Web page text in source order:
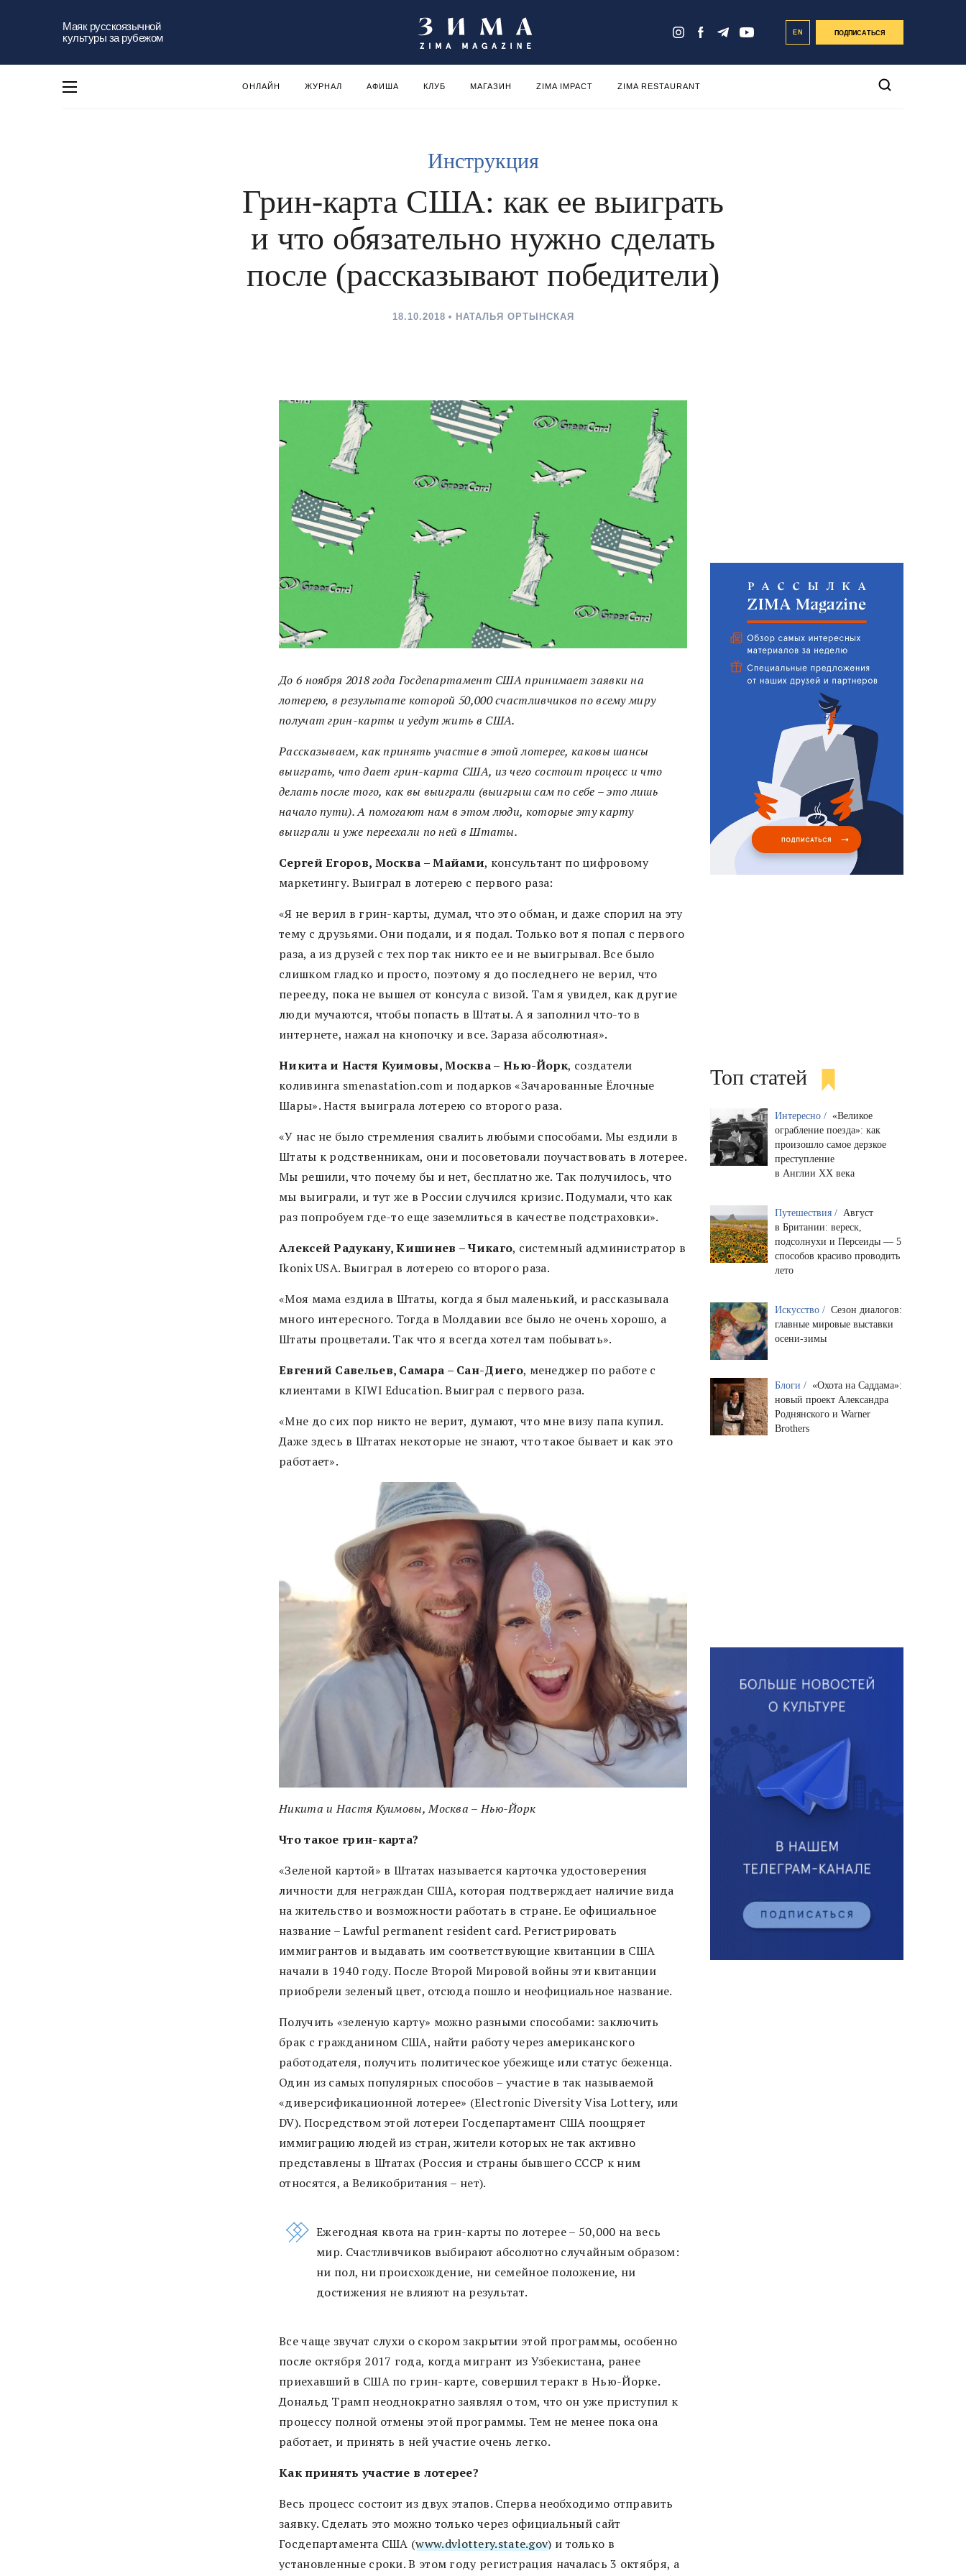
Маяк русскоязычной
культуры за рубежом
EN ПОДПИСАТЬСЯ
ОНЛАЙН ЖУРНАЛ АФИША КЛУБ МАГАЗИН ZIMA IMPACT ZIMA RESTAURANT
Инструкция
Грин-карта США: как ее выиграть
и что обязательно нужно сделать
после (рассказывают победители)
18.10.2018 НАТАЛЬЯ ОРТЫНСКАЯ
До 6 ноября 2018 года Госдепартамент США принимает заявки на
лотерею, в результате которой 50,000 счастливчиков по всему миру
получат грин-карты и уедут жить в США.
Рассказываем, как принять участие в этой лотерее, каковы шансы
выиграть, что дает грин-карта США, из чего состоит процесс и что
делать после того, как вы выиграли (выигрыш сам по себе – это лишь
начало пути). А помогают нам в этом люди, которые эту карту
выиграли и уже переехали по ней в Штаты.
Сергей Егоров, Москва – Майами, консультант по цифровому
маркетингу. Выиграл в лотерею с первого раза:
«Я не верил в грин-карты, думал, что это обман, и даже спорил на эту
тему с друзьями. Они подали, и я подал. Только вот я попал с первого
раза, а из друзей с тех пор так никто ее и не выигрывал. Все было
слишком гладко и просто, поэтому я до последнего не верил, что
перееду, пока не вышел от консула с визой. Там я увидел, как другие
люди мучаются, чтобы попасть в Штаты. А я заполнил что-то в
интернете, нажал на кнопочку и все. Зараза абсолютная».
Никита и Настя Куимовы, Москва – Нью-Йорк, создатели
коливинга smenastation.com и подарков «Зачарованные Ёлочные
Шары». Настя выиграла лотерею со второго раза.
«У нас не было стремления свалить любыми способами. Мы ездили в
Штаты к родственникам, они и посоветовали поучаствовать в лотерее.
Мы решили, что почему бы и нет, бесплатно же. Так получилось, что
мы выиграли, и тут же в России случился кризис. Подумали, что как
раз попробуем где-то еще заземлиться в качестве подстраховки».
Алексей Радукану, Кишинев – Чикаго, системный администратор в
Ikonix USA. Выиграл в лотерею со второго раза.
«Моя мама ездила в Штаты, когда я был маленький, и рассказывала
много интересного. Тогда в Молдавии все было не очень хорошо, а
Штаты процветали. Так что я всегда хотел там побывать».
Евгений Савельев, Самара – Сан-Диего, менеджер по работе с
клиентами в KIWI Education. Выиграл с первого раза.
«Мне до сих пор никто не верит, думают, что мне визу папа купил.
Даже здесь в Штатах некоторые не знают, что такое бывает и как это
работает».
Никита и Настя Куимовы, Москва – Нью-Йорк
Что такое грин-карта?
«Зеленой картой» в Штатах называется карточка удостоверения
личности для неграждан США, которая подтверждает наличие вида
на жительство и возможности работать в стране. Ее официальное
название – Lawful permanent resident card. Регистрировать
иммигрантов и выдавать им соответствующие квитанции в США
начали в 1940 году. После Второй Мировой войны эти квитанции
приобрели зеленый цвет, отсюда пошло и неофициальное название.
Получить «зеленую карту» можно разными способами: заключить
брак с гражданином США, найти работу через американского
работодателя, получить политическое убежище или статус беженца.
Один из самых популярных способов – участие в так называемой
«диверсификационной лотерее» (Electronic Diversity Visa Lottery, или
DV). Посредством этой лотереи Госдепартамент США поощряет
иммиграцию людей из стран, жители которых не так активно
представлены в Штатах (Россия и страны бывшего СССР к ним
относятся, а Великобритания – нет).
Ежегодная квота на грин-карты по лотерее – 50,000 на весь
мир. Счастливчиков выбирают абсолютно случайным образом:
ни пол, ни происхождение, ни семейное положение, ни
достижения не влияют на результат.
Все чаще звучат слухи о скором закрытии этой программы, особенно
после октября 2017 года, когда мигрант из Узбекистана, ранее
приехавший в США по грин-карте, совершил теракт в Нью-Йорке.
Дональд Трамп неоднократно заявлял о том, что он уже приступил к
процессу полной отмены этой программы. Тем не менее пока она
работает, и принять в ней участие очень легко.
Как принять участие в лотерее?
Весь процесс состоит из двух этапов. Сперва необходимо отправить
заявку. Сделать это можно только через официальный сайт
Госдепартамента США (www.dvlottery.state.gov) и только в
установленные сроки. В этом году регистрация началась 3 октября, а
Топ статей
Интересно / «Великое
ограбление поезда»: как
произошло самое дерзкое
преступление
в Англии XX века
Путешествия / Август
в Британии: вереск,
подсолнухи и Персеиды — 5
способов красиво проводить
лето
Искусство / Сезон диалогов:
главные мировые выставки
осени-зимы
Блоги / «Охота на Саддама»:
новый проект Александра
Роднянского и Warner
Brothers